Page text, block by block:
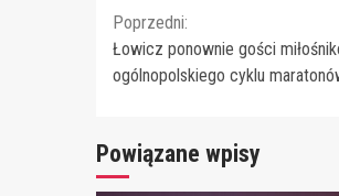
Continue
Reading
Poprzedni:
Łowicz ponownie gości
ogólnopolskiego cyklu
Powiązane wpisy